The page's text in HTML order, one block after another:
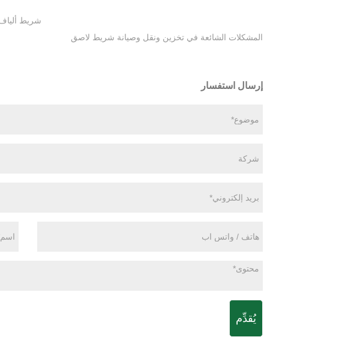
شريط
المشكلات الشائعة في تخزين ونقل وصيانة شريط لاصق
إرسال استفسار
يُقدِّم